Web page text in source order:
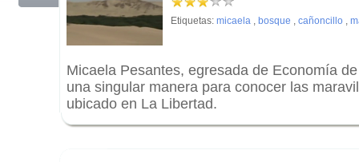
Etiquetas: micaela , bosque , cañoncillo ,
Micaela Pesantes, egresada de Economía
una singular manera para conocer las
ubicado en La Libertad.